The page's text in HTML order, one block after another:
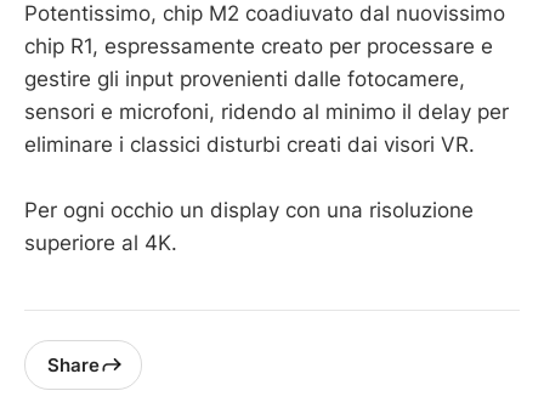
Potentissimo, chip M2 coadiuvato dal nuovissimo
chip R1, espressamente creato per processare e
gestire gli input provenienti dalle fotocamere,
sensori e microfoni, ridendo al minimo il delay per
eliminare i classici disturbi creati dai visori VR.
Per ogni occhio un display con una risoluzione
superiore al 4K.
Share